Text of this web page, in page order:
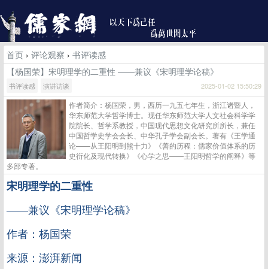
首页 › 评论观察 › 书评读感
【杨国荣】宋明理学的二重性 ——兼议《宋明理学论稿》
书评读感 演讲访谈 2025-01-02 15:50:29
作者简介：杨国荣，男，西历一九五七年生，浙江诸暨人，
华东师范大学哲学博士。现任华东师范大学人文社会科学学
院院长、哲学系教授，中国现代思想文化研究所所长，兼任
中国哲学史学会会长、中华孔子学会副会长。著有《王学通
论——从王阳明到熊十力》《善的历程：儒家价值体系的历
史衍化及现代转换》《心学之思——王阳明哲学的阐释》等
多部专著。
宋明理学的二重性
——兼议《宋明理学论稿》
作者：杨国荣
来源：澎湃新闻